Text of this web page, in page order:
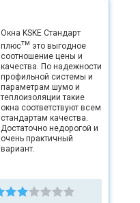
Окна KSKE Стандарт
плюстм это выгодное
соотношение цены и
качества. По надежности
профильной системы и
параметрам шумо и
теплоизоляции такие
окна соответствуют всем
стандартам качества.
Достаточно недорогой и
очень практичный
вариант.